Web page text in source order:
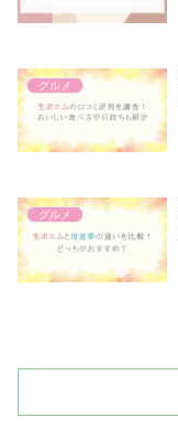
グルメ
グルメ